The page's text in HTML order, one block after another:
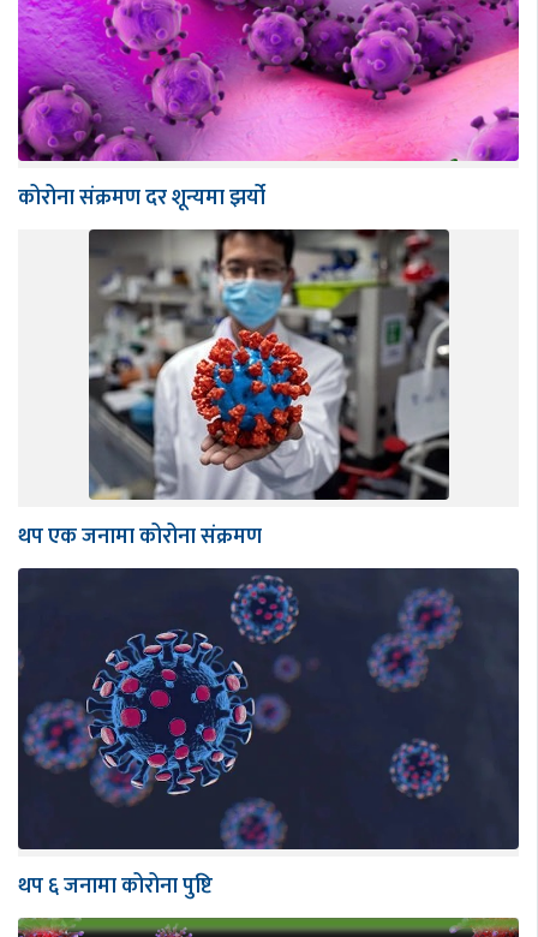
कोरोना संक्रमण दर शून्यमा झर्यो
थप एक जनामा कोरोना संक्रमण
थप ६ जनामा कोरोना पुष्टि